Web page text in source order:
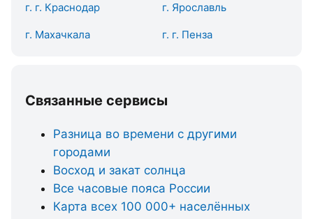
г. г. Краснодар г. Ярославль
г. Махачкала г. г. Пенза
Связанные сервисы
Разница во времени с другими
городами
Восход и закат солнца
Все часовые пояса России
Карта всех 100 000+ населённых